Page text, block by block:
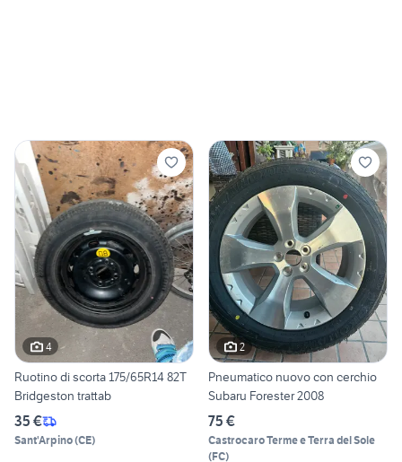
4
Ruotino di scorta 175/65R14 82T
Bridgeston trattab
35 €
Sant'Arpino(CE)
2
Pneumatico nuovo con cerchio
Subaru Forester 2008
75 €
Castrocaro Terme e Terra del Sole
(FC)